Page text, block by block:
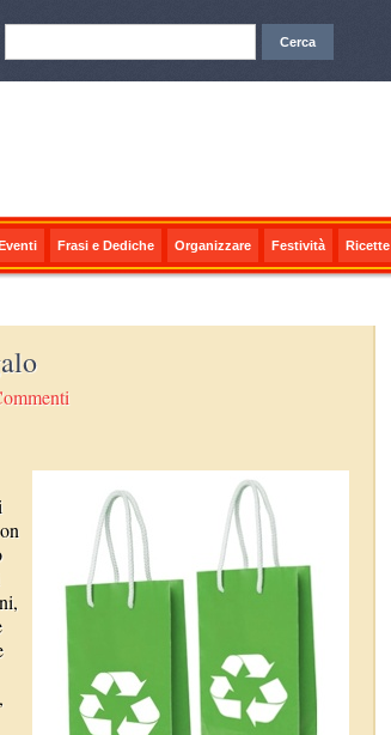
Frasi e Dediche Organizzare Festività Ricette